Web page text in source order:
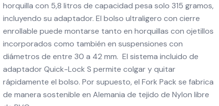
horquilla con 5,8 litros de capacidad pesa solo 315 gramos,
incluyendo su adaptador. El bolso ultraligero con cierre
enrollable puede montarse tanto en horquillas con ojetillos
incorporados como también en suspensiones con
diámetros de entre 30 a 42 mm. El sistema incluido de
adaptador Quick-Lock S permite colgar y quitar
rápidamente el bolso. Por supuesto, el Fork Pack se fabrica
de manera sostenible en Alemania de tejido de Nylon libre